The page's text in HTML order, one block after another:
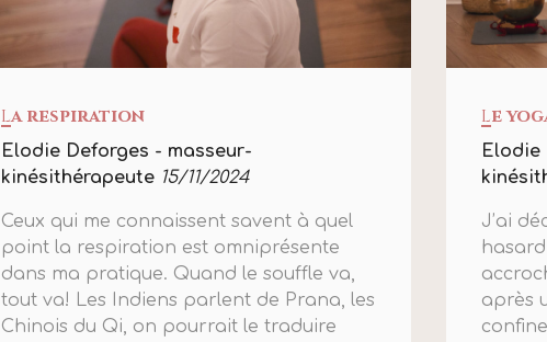
La respiration
Elodie Deforges - masseur-
kinésithérapeute 15/11/2024
Ceux qui me connaissent savent à quel
point la respiration est omniprésente
dans ma pratique. Quand le souffle va,
tout va! Les Indiens parlent de Prana, les
Chinois du Qi, on pourrait le traduire
Le
Elodie
J’ai
hasard
après